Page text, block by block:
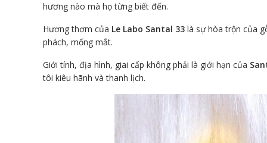
hương nào mà họ từng biết đến.
Hương thơm của Le Labo Santal 33 là sự hòa trộn của
phách, mống mắt.
Giới tính, địa hình, giai cấp không phải là giới hạn của
tôi kiêu hãnh và thanh lịch.